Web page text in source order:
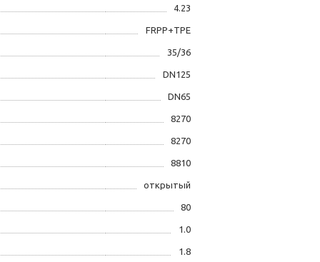
4.23
FRPP+TPE
35/36
DN125
DN65
8270
8270
8810
открытый
80
1.0
1.8